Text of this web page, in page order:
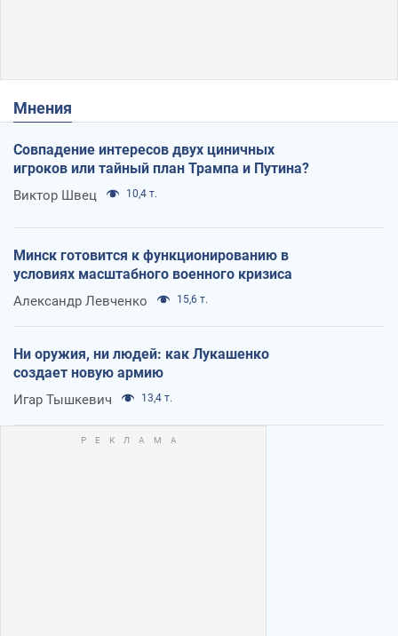
Мнения
Совпадение интересов двух циничных
игроков или тайный план Трампа и Путина?
Виктор Швец 10,4 т.
Минск готовится к функционированию в
условиях масштабного военного кризиса
Александр Левченко 15,6 т.
Ни оружия, ни людей: как Лукашенко
создает новую армию
Игар Тышкевич 13,4 т.